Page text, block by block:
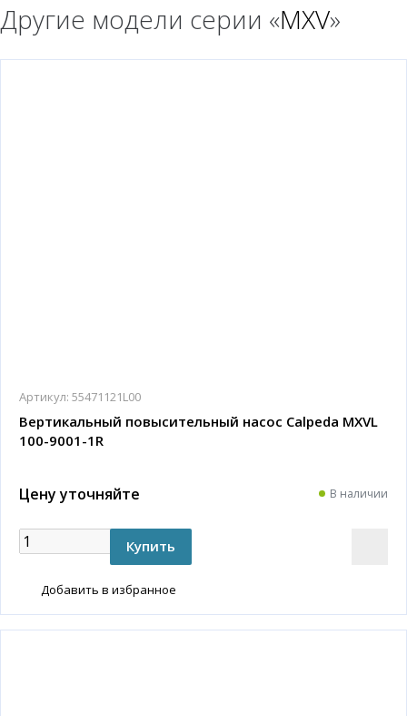
Другие модели серии «MXV»
Артикул: 55471121L00
Вертикальный повысительный насос Calpeda MXVL
100-9001-1R
Цену уточняйте В наличии
Добавить в избранное